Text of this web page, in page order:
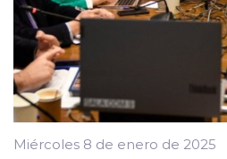
Miércoles 8 de enero de 2025